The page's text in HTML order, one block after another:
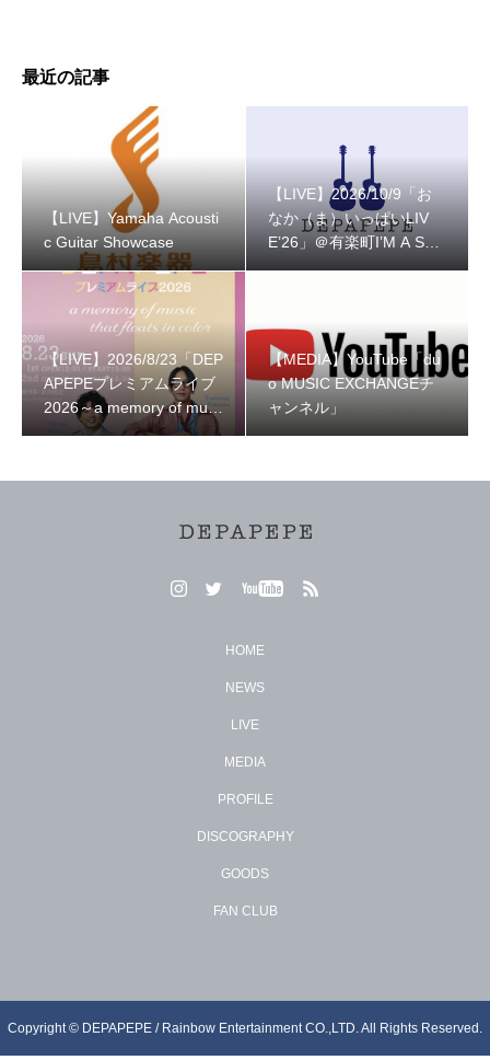
最近の記事
【LIVE】Yamaha Acousti
c Guitar Showcase
【LIVE】2026/10/9「お
なか（ま）いっぱいLIV
E’26」＠有楽町I’M A SH
【LIVE】2026/8/23「DEP
APEPEプレミアムライブ
2026～a memory of musi
c that floats in color～」
【MEDIA】YouTube「du
o MUSIC EXCHANGEチ
ャンネル」
HOME
NEWS
LIVE
MEDIA
PROFILE
DISCOGRAPHY
GOODS
FAN CLUB
Copyright © DEPAPEPE / Rainbow Entertainment CO.,LTD. All Rights Reserved.